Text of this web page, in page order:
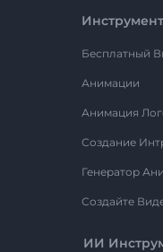
Бесплатный
Анимации
Анимация
Создание
Генератор
Создайте
ИИ